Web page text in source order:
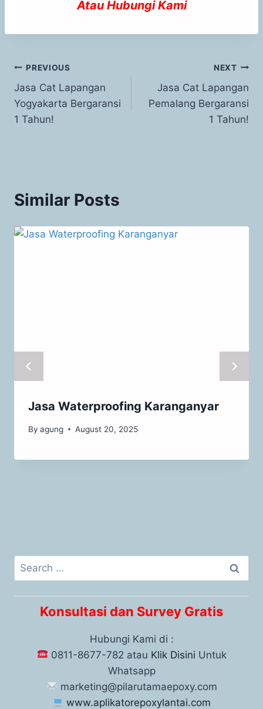
Atau Hubungi Kami
PREVIOUS
Jasa Cat Lapangan
Yogyakarta Bergaransi
1 Tahun!
NEXT
Jasa Cat Lapangan
Pemalang Bergaransi
1 Tahun!
Similar Posts
Jasa Waterproofing Karanganyar
By agung August 20, 2025
Konsultasi dan Survey Gratis
Hubungi Kami di :
0811-8677-782 atau Klik Disini Untuk
Whatsapp
marketing@pilarutamaepoxy.com
www.aplikatorepoxylantai.com